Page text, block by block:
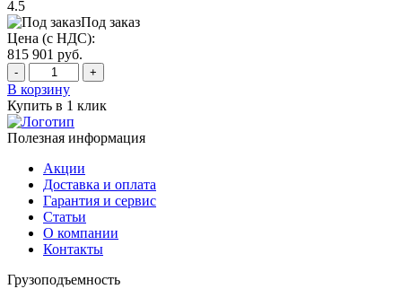
4.5
Под заказ
Цена (с НДС):
815 901 руб.
- +
В корзину
Купить в 1 клик
Полезная информация
Акции
Доставка и оплата
Гарантия и сервис
Статьи
О компании
Контакты
Грузоподъемность